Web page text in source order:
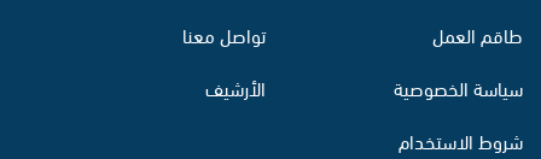
طاقم العمل
سياسة الخصوصية
شروط الاستخدام
تواصل معنا
الأرشيف